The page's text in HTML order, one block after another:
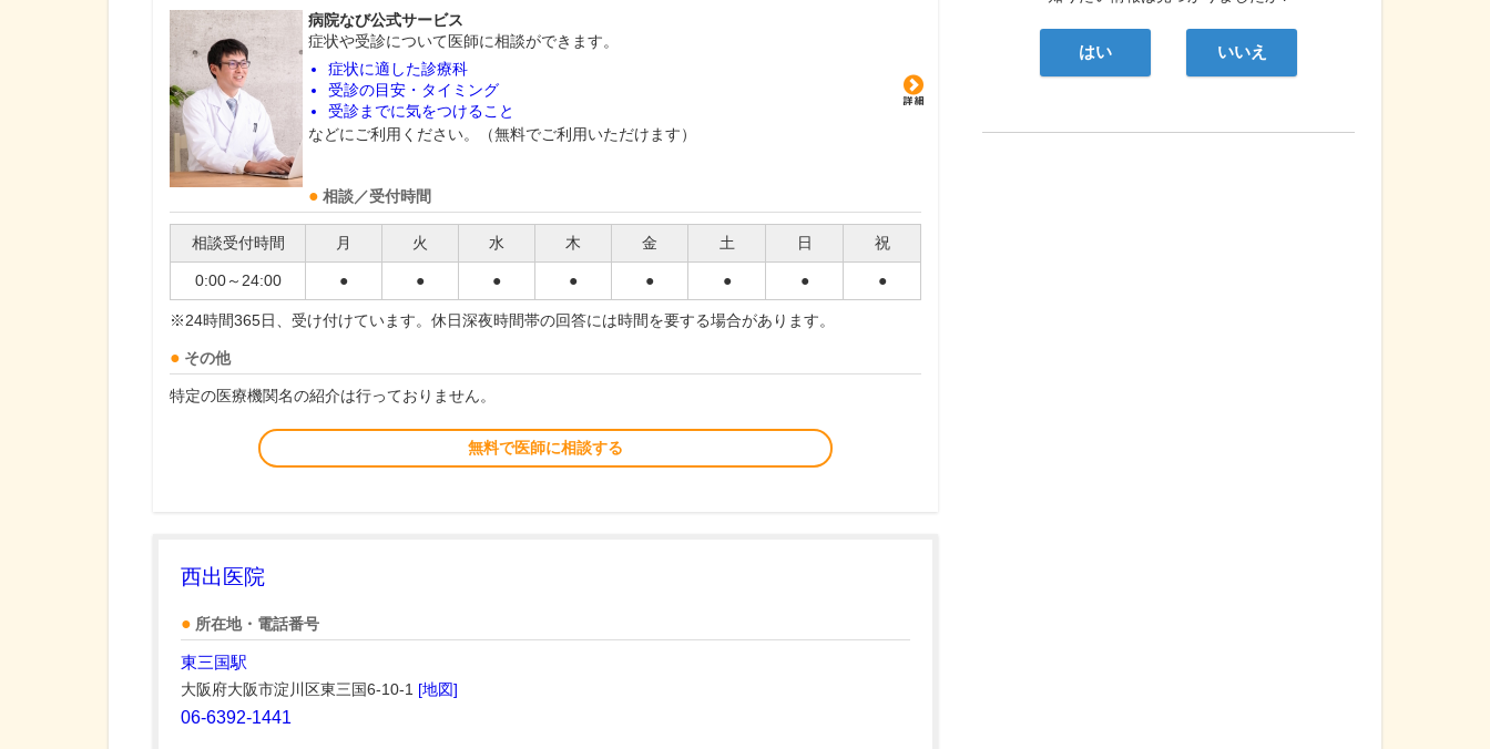
病院なび公式サービス
症状や受診について医師に相談ができます。
症状に適した診療科
受診の目安・タイミング
受診までに気をつけること
などにご利用ください。（無料でご利用いただけます）
相談／受付時間
相談受付時間 月 火 水 木 金 土 日 祝
0:00～24:00 ● ● ● ● ● ● ● ●
※24時間365日、受け付けています。休日深夜時間帯の回答には時間を要する場合があります。
その他
特定の医療機関名の紹介は行っておりません。
無料で医師に相談する
西出医院
所在地・電話番号
東三国駅
大阪府大阪市淀川区東三国6-10-1 [地図]
06-6392-1441
はい いいえ